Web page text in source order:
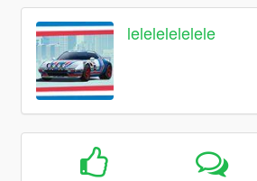
lelelelelelele